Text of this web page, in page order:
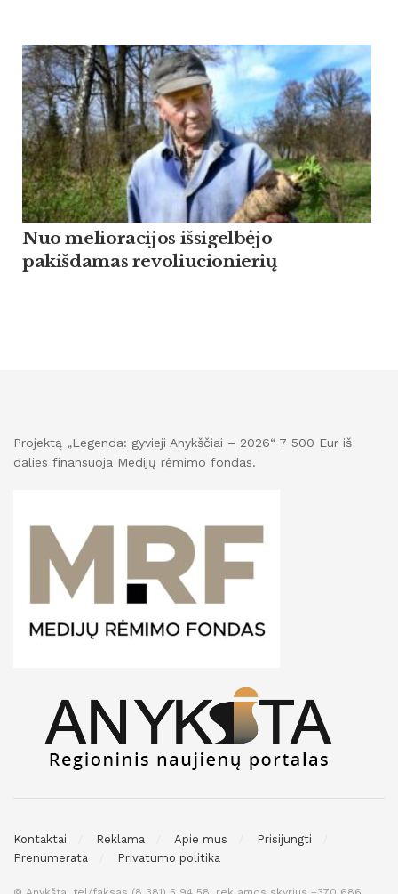
Nuo melioracijos išsigelbėjo
pakišdamas revoliucionierių
Projektą „Legenda: gyvieji Anykščiai – 2026“ 7 500 Eur iš
dalies finansuoja Medijų rėmimo fondas.
Kontaktai Reklama Apie mus
Prisijungti
Prenumerata
Privatumo politika